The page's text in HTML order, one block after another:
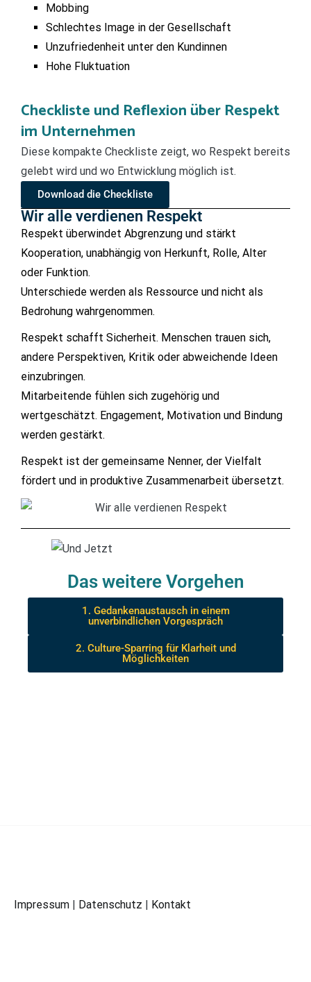
Mobbing
Schlechtes Image in der Gesellschaft
Unzufriedenheit unter den Kundinnen
Hohe Fluktuation
Checkliste und Reflexion über Respekt
im Unternehmen
Diese kompakte Checkliste zeigt, wo Respekt bereits
gelebt wird und wo Entwicklung möglich ist.
Download die Checkliste
Wir alle verdienen Respekt
Respekt überwindet Abgrenzung und stärkt
Kooperation, unabhängig von Herkunft, Rolle, Alter
oder Funktion.
Unterschiede werden als Ressource und nicht als
Bedrohung wahrgenommen.
Respekt schafft Sicherheit. Menschen trauen sich,
andere Perspektiven, Kritik oder abweichende Ideen
einzubringen.
Mitarbeitende fühlen sich zugehörig und
wertgeschätzt. Engagement, Motivation und Bindung
werden gestärkt.
Respekt ist der gemeinsame Nenner, der Vielfalt
fördert und in produktive Zusammenarbeit übersetzt.
Das weitere Vorgehen
1. Gedankenaustausch in einem
unverbindlichen Vorgespräch
2. Culture-Sparring für Klarheit und
Möglichkeiten
Impressum Datenschutz Kontakt